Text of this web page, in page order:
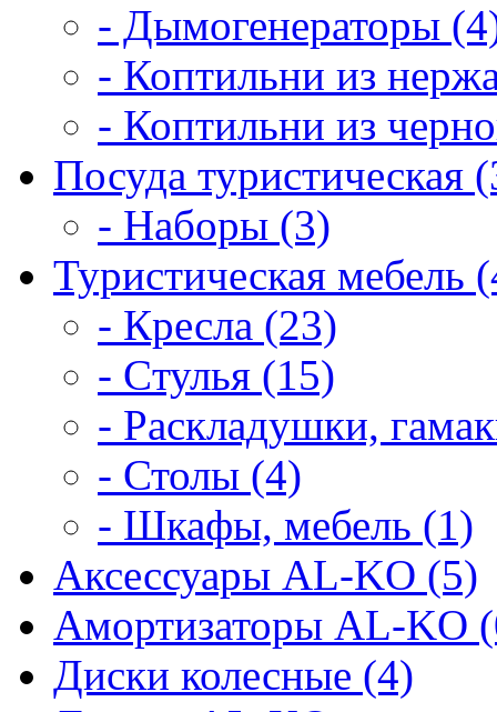
- Дымогенераторы
- Коптильни из
- Коптильни из
Посуда туристическая
- Наборы (3)
Туристическая мебель
- Кресла (23)
- Cтулья (15)
- Раскладушки,
- Столы (4)
- Шкафы, мебель (1)
Аксессуары AL-KO (5)
Амортизаторы AL-KO
Диски колесные (4)